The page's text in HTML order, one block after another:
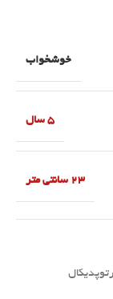
خوشخواب
5 سال
23 سانتی متر